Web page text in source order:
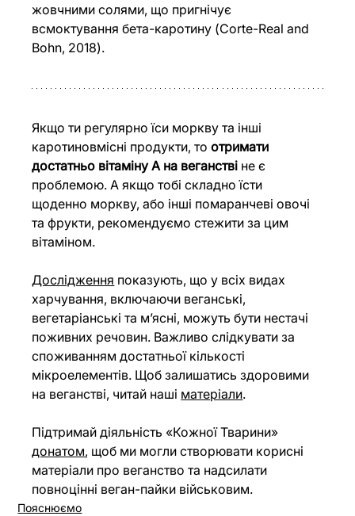
жовчними солями, що пригнічує
всмоктування бета-каротину (Corte-Real and
Bohn, 2018).
Якщо ти регулярно їси моркву та інші
каротиновмісні продукти, то отримати
достатньо вітаміну А на веганстві не є
проблемою. А якщо тобі складно їсти
щоденно моркву, або інші помаранчеві овочі
та фрукти, рекомендуємо стежити за цим
вітаміном.
Дослідження показують, що у всіх видах
харчування, включаючи веганські,
вегетаріанські та м’ясні, можуть бути нестачі
поживних речовин. Важливо слідкувати за
споживанням достатньої кількості
мікроелементів. Щоб залишатись здоровими
на веганстві, читай наші матеріали.
Підтримай діяльність «Кожної Тварини»
донатом, щоб ми могли створювати корисні
матеріали про веганство та надсилати
повноцінні веган-пайки військовим.
Пояснюємо